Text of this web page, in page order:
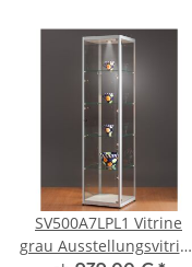
SV500A7LPL1 Vitrine
grau Ausstellungsvitrine